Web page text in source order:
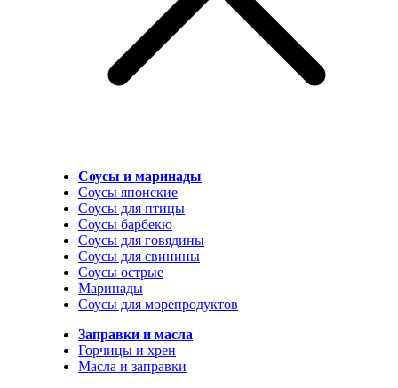
Соусы и маринады
Соусы японские
Соусы для птицы
Соусы барбекю
Соусы для говядины
Соусы для свинины
Соусы острые
Маринады
Соусы для морепродуктов
Заправки и масла
Горчицы и хрен
Масла и заправки